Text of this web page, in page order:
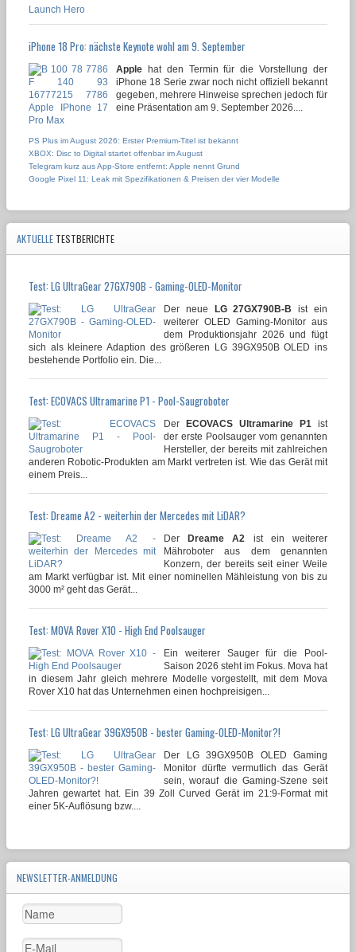
iPhone 18 Pro: nächste Keynote wohl am 9. September
Apple hat den Termin für die Vorstellung der
iPhone 18 Serie zwar noch nicht offiziell bekannt
gegeben, mehrere Hinweise sprechen jedoch für
eine Präsentation am 9. September 2026....
PS Plus im August 2026: Erster Premium-Titel ist bekannt
XBOX: Disc to Digital startet offenbar im August
Telegram kurz aus App-Store entfernt: Apple nennt Grund
Google Pixel 11: Leak mit Spezifikationen & Preisen der vier Modelle
AKTUELLE TESTBERICHTE
Test: LG UltraGear 27GX790B - Gaming-OLED-Monitor
Der neue LG 27GX790B-B
ist ein
weiterer OLED Gaming-Monitor aus
dem Produktionsjahr 2026 und fügt
sich als kleinere Adaption des größeren LG 39GX950B OLED ins
bestehende Portfolio ein. Die...
Test: ECOVACS Ultramarine P1 - Pool-Saugroboter
Der ECOVACS Ultramarine P1 ist
der erste Poolsauger vom genannten
Hersteller, der bereits mit zahlreichen
anderen Robotic-Produkten am Markt vertreten ist. Wie das Gerät mit
einem Preis...
Test: Dreame A2 - weiterhin der Mercedes mit LiDAR?
DerDreame A2
ist ein weiterer
Mähroboter aus dem genannten
Konzern, der bereits seit einer Weile
am Markt verfügbar ist. Mit einer nominellen Mähleistung von bis zu
3000 m² geht das Gerät...
Test: MOVA Rover X10 - High End Poolsauger
Ein weiterer Sauger für die Pool-
Saison 2026 steht im Fokus. Mova hat
in diesem Jahr gleich mehrere Modelle vorgestellt, mit dem Mova
Rover X10 hat das Unternehmen einen hochpreisigen...
Test: LG UltraGear 39GX950B - bester Gaming-OLED-Monitor?!
Der LG 39GX950B OLED Gaming
Monitor dürfte vermutlich das Gerät
sein, worauf die Gaming-Szene seit
Jahren gewartet hat. Ein 39 Zoll Curved Gerät im 21:9-Format mit
einer 5K-Auflösung bzw....
NEWSLETTER-ANMELDUNG